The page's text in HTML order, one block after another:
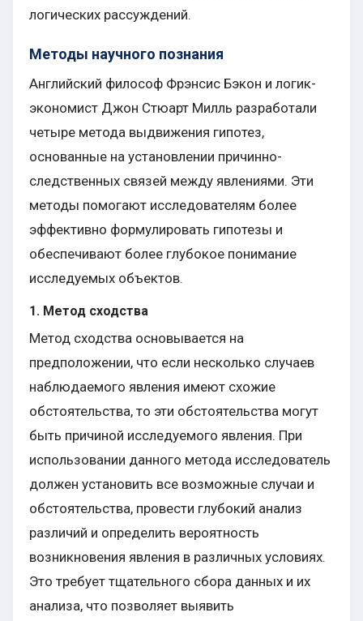
логических рассуждений.
Методы научного познания
Английский философ Фрэнсис Бэкон и логик-
экономист Джон Стюарт Милль разработали
четыре метода выдвижения гипотез,
основанные на установлении причинно-
следственных связей между явлениями. Эти
методы помогают исследователям более
эффективно формулировать гипотезы и
обеспечивают более глубокое понимание
исследуемых объектов.
1. Метод сходства
Метод сходства основывается на
предположении, что если несколько случаев
наблюдаемого явления имеют схожие
обстоятельства, то эти обстоятельства могут
быть причиной исследуемого явления. При
использовании данного метода исследователь
должен установить все возможные случаи и
обстоятельства, провести глубокий анализ
различий и определить вероятность
возникновения явления в различных условиях.
Это требует тщательного сбора данных и их
анализа, что позволяет выявить